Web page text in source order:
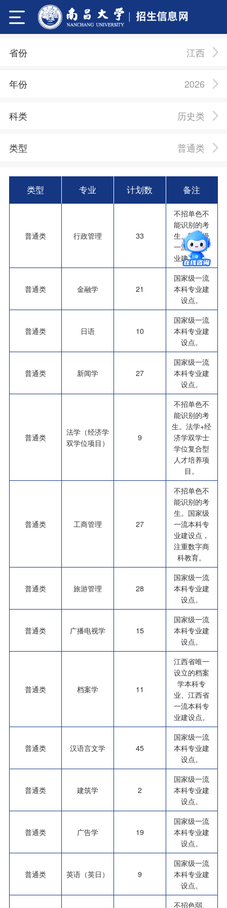
省份 江西
年份 2026
科类 历史类
类型 普通类
类型 专业 计划数 备注
普通类 行政管理 33
不招单色不
能识别的考
生。国家级
一流本科专
业建设点。
普通类 金融学 21
国家级一流
本科专业建
设点。
普通类 日语 10
国家级一流
本科专业建
设点。
普通类 新闻学 27
国家级一流
本科专业建
设点。
普通类
法学（经济学
双学位项目）
9
不招单色不
能识别的考
生。法学+经
济学双学士
学位复合型
人才培养项
目。
普通类 工商管理 27
不招单色不
能识别的考
生。国家级
一流本科专
业建设点，
注重数字商
科教育。
普通类 旅游管理 28
国家级一流
本科专业建
设点。
普通类 广播电视学 15
国家级一流
本科专业建
设点。
普通类 档案学 11
江西省唯一
设立的档案
学本科专
业、江西省
一流本科专
业建设点。
普通类 汉语言文学 45
国家级一流
本科专业建
设点。
普通类 建筑学 2
国家级一流
本科专业建
设点。
普通类 广告学 19
国家级一流
本科专业建
设点。
普通类 英语（英日） 9
国家级一流
本科专业建
设点。
不招色弱、